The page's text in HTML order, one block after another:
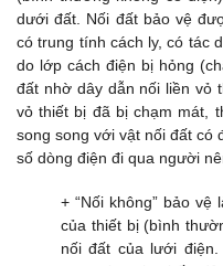
dưới đất. Nối đất bảo vệ
có trung tính cách ly, có tác
do lớp cách điện bị hỏng
đất nhờ dây dẫn nối liền vỏ
vỏ thiết bị đã bị chạm mát,
song song với vật nối đất có
số dòng điện đi qua người
+ “Nối không” bảo
của thiết bị (bình
nối đất của lưới điện.